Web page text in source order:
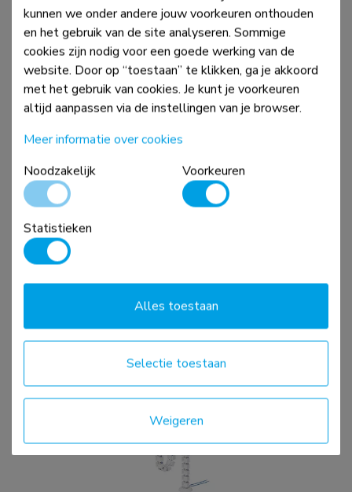
Vergelijk Bekijk
ADS06-132BL
Kabelgeleider - magnetische bevestiging - universeel
kunnen we onder andere jouw voorkeuren onthouden
en het gebruik van de site analyseren. Sommige
cookies zijn nodig voor een goede werking van de
website. Door op “toestaan” te klikken, ga je akkoord
met het gebruik van cookies. Je kunt je voorkeuren
altijd aanpassen via de instellingen van je browser.
Meer informatie over cookies
Noodzakelijk
Voorkeuren
Statistieken
Weigeren
Selectie toestaan
Alles toestaan